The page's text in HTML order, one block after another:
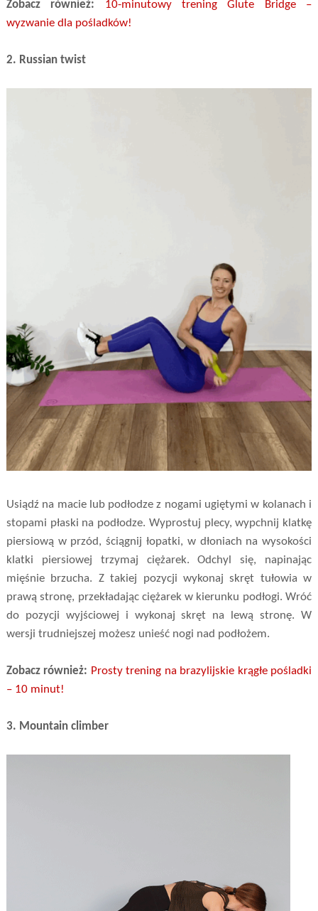
Zobacz również: 10-minutowy trening Glute Bridge –
wyzwanie dla pośladków!
2. Russian twist
Usiądź na macie lub podłodze z nogami ugiętymi w kolanach i
stopami płaski na podłodze. Wyprostuj plecy, wypchnij klatkę
piersiową w przód, ściągnij łopatki, w dłoniach na wysokości
klatki piersiowej trzymaj ciężarek. Odchyl się, napinając
mięśnie brzucha. Z takiej pozycji wykonaj skręt tułowia w
prawą stronę, przekładając ciężarek w kierunku podłogi. Wróć
do pozycji wyjściowej i wykonaj skręt na lewą stronę. W
wersji trudniejszej możesz unieść nogi nad podłożem.
Zobacz również: Prosty trening na brazylijskie krągłe pośladki
– 10 minut!
3. Mountain climber